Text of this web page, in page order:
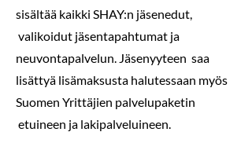
sisältää kaikki SHAY:n jäsenedut,
valikoidut jäsentapahtumat ja
neuvontapalvelun. Jäsenyyteen saa
lisättyä lisämaksusta halutessaan myös
Suomen Yrittäjien palvelupaketin
etuineen ja lakipalveluineen.